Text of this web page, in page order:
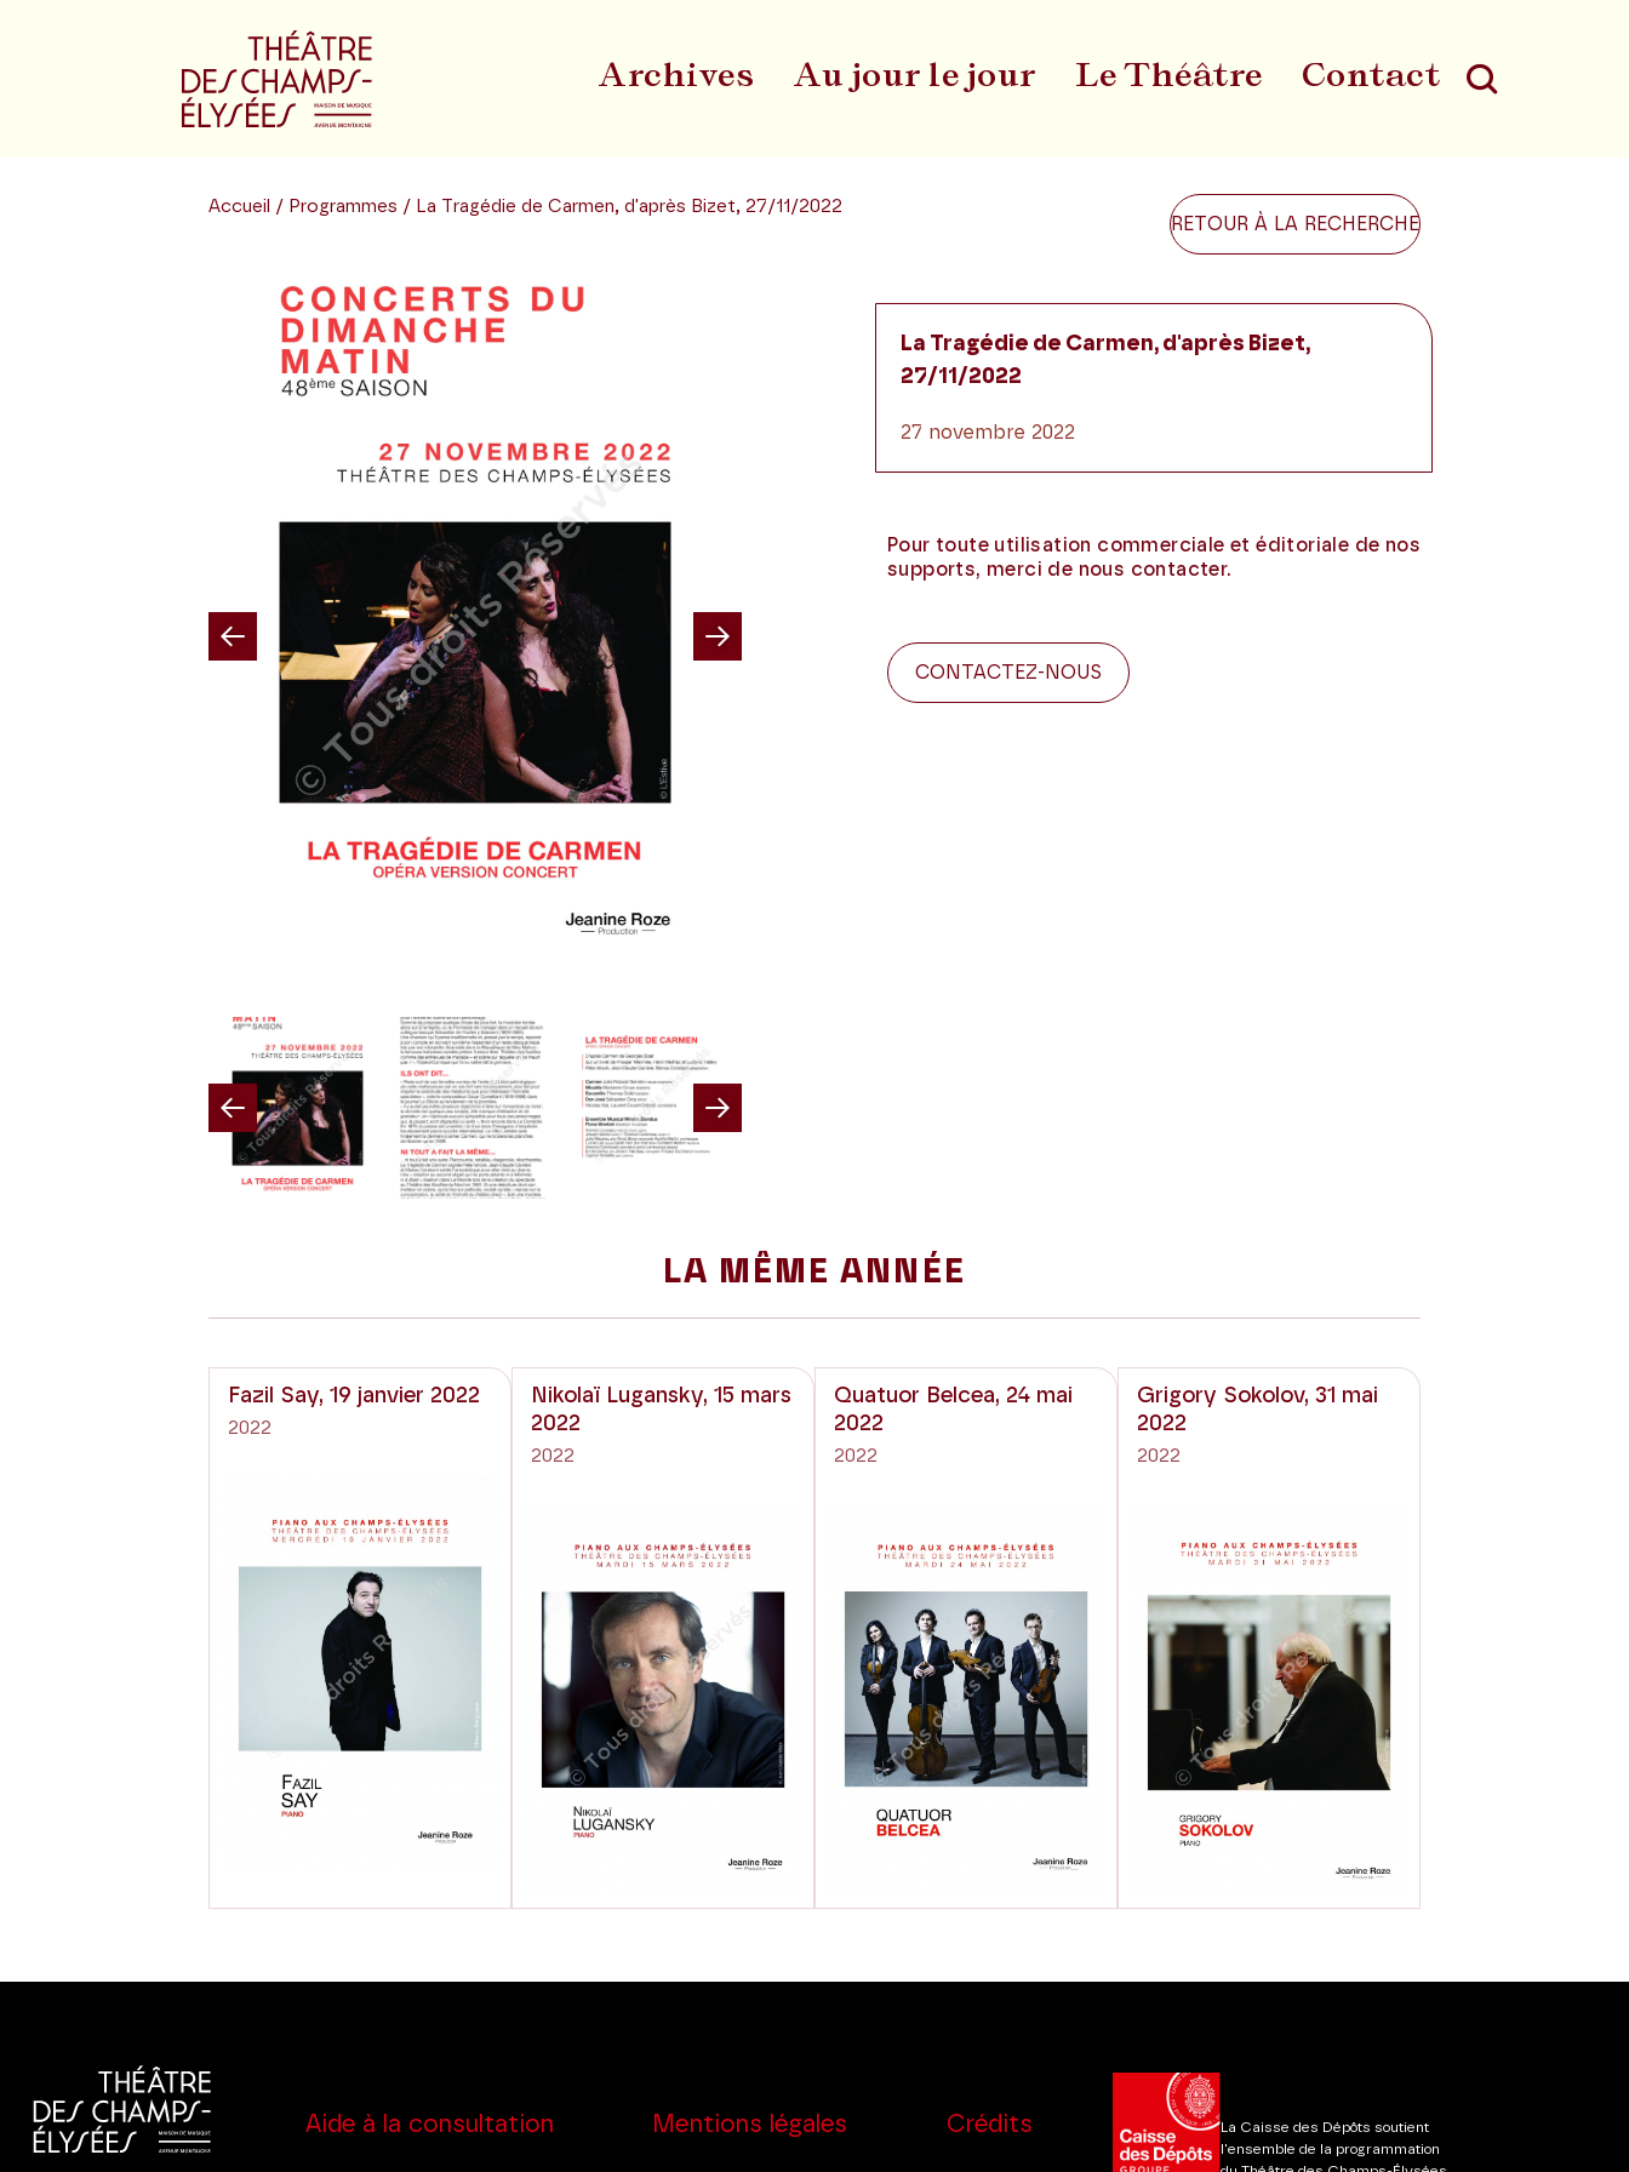
Archives Au jour le jour Le Théâtre Contact
Au
Accueil / Programmes / La Tragédie de Carmen, d'après Bizet, 27/11/2022
RETOUR À LA RECHERCHE
Previous
Previous
La Tragédie de Carmen, d'après Bizet,
27/11/2022
27 novembre 2022
Pour toute utilisation commerciale et éditoriale de nos
supports, merci de nous contacter.
CONTACTEZ-NOUS
LA MÊME ANNÉE
Fazil Say, 19 janvier 2022
2022
Nikolaï Lugansky, 15 mars
2022
2022
Quatuor Belcea, 24 mai
2022
2022
Grigory Sokolov, 31 mai
2022
2022
Aide à la consultation Mentions légales Crédits
La Caisse des Dépôts soutient
l'ensemble de la programmation